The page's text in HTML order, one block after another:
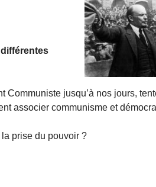
Communiste jusqu’à nos jours,
associer communisme et
prise du pouvoir ?